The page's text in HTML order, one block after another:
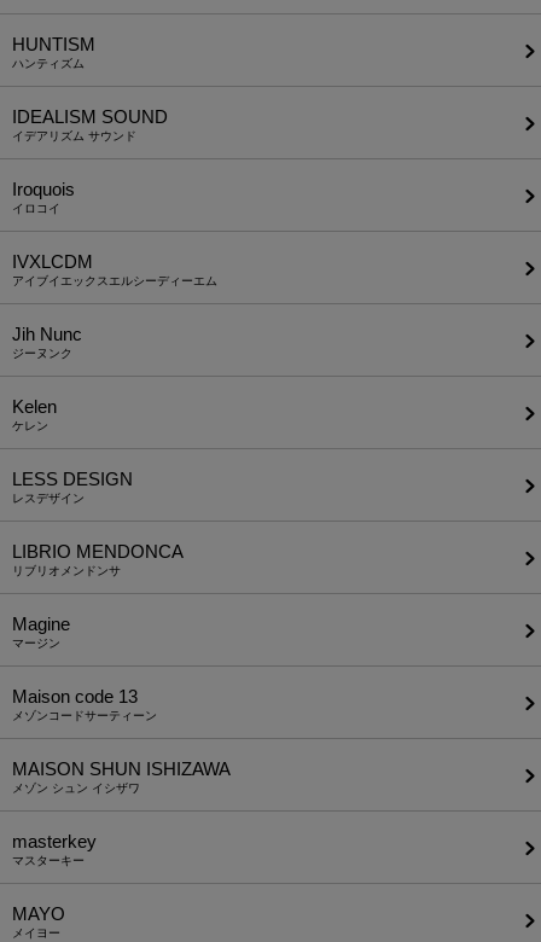
HUNTISM
ハンティズム
IDEALISM SOUND
イデアリズム サウンド
Iroquois
イロコイ
IVXLCDM
アイブイエックスエルシーディーエム
Jih Nunc
ジーヌンク
Kelen
ケレン
LESS DESIGN
レスデザイン
LIBRIO MENDONCA
リブリオメンドンサ
Magine
マージン
Maison code 13
メゾンコードサーティーン
MAISON SHUN ISHIZAWA
メゾン シュン イシザワ
masterkey
マスターキー
MAYO
メイヨー